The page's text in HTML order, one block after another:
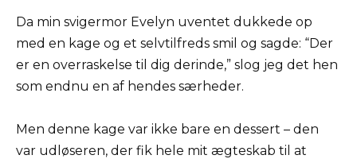
Da min svigermor Evelyn uventet dukkede op
med en kage og et selvtilfreds smil og sagde: “Der
er en overraskelse til dig derinde,” slog jeg det hen
som endnu en af hendes særheder.
Men denne kage var ikke bare en dessert – den
var udløseren, der fik hele mit ægteskab til at